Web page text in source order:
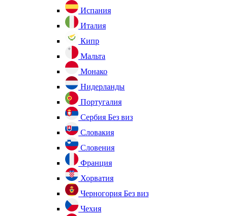
Испания
Италия
Кипр
Мальта
Монако
Нидерланды
Португалия
Сербия Без виз
Словакия
Словения
Франция
Хорватия
Черногория Без виз
Чехия